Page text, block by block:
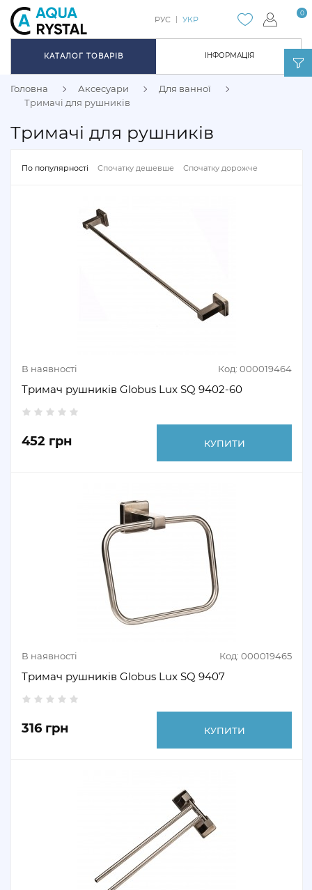
ІНФОРМАЦІЯ
0
РУС УКР
КАТАЛОГ ТОВАРІВ
Головна Аксесуари
Для ванної
Тримачі для рушників
Тримачі для рушників
По популярності Спочатку дешевше Спочатку дорожче
В наявності Код: 000019464
Тримач рушників Globus Lux SQ 9402-60
452 грн КУПИТИ
В наявності Код: 000019465
Тримач рушників Globus Lux SQ 9407
316 грн КУПИТИ